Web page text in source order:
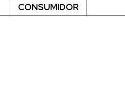
CONSUMIDOR